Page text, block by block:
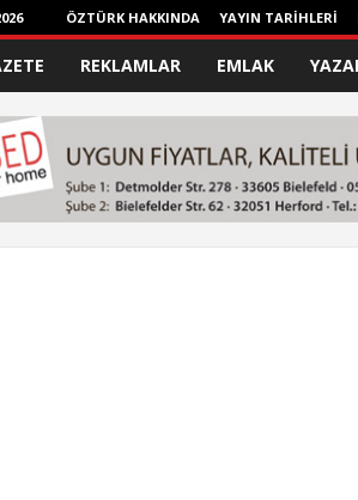
ÖZTÜRK HAKKINDA YAYIN TARİHLERİ
REKLAMLAR EMLAK